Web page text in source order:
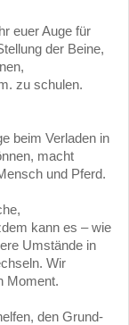
euer Auge für
der Beine,
zu schulen.
beim Verladen in
macht
und Pferd.
kann es – wie
Umstände in
Wir
Moment.
den Grund-